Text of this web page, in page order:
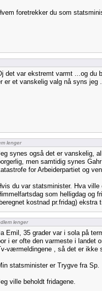
foretrekker du som
det var ekstremt varmt ...og du
er et vanskelig valg nå syns jeg
lenger
synes også det er vanskelig,
men samtidig synes
for Arbeiderpartiet og
du var statsminister. Hva
som helligdag og
kostnad pr.fridag) ekstra
lenger
Emil, 35 grader var i sola på
i er ofte den varmeste i landet
værmeldingene , så det er ikke
statsminister er Trygve fra Sp.
ville beholdt fridagene.